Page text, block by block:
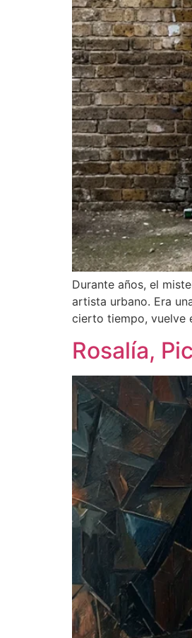
Durante años, el
artista urbano. Era
cierto tiempo, vuelve
Rosalía,